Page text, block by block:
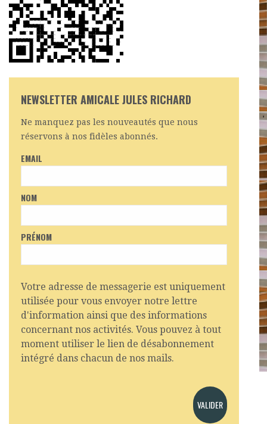
NEWSLETTER AMICALE JULES RICHARD
Ne manquez pas les nouveautés que nous
réservons à nos fidèles abonnés.
EMAIL
NOM
PRÉNOM
Votre adresse de messagerie est uniquement
utilisée pour vous envoyer notre lettre
d'information ainsi que des informations
concernant nos activités. Vous pouvez à tout
moment utiliser le lien de désabonnement
intégré dans chacun de nos mails.